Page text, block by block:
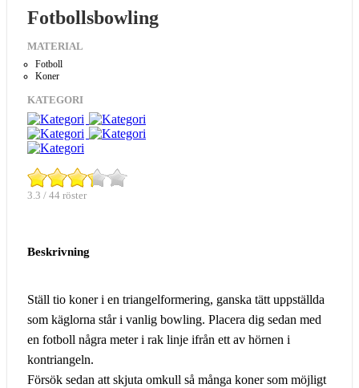
Fotbollsbowling
MATERIAL
Fotboll
Koner
KATEGORI
3.3 / 44 röster
Beskrivning
Ställ tio koner i en triangelformering, ganska tätt uppställda
som käglorna står i vanlig bowling. Placera dig sedan med
en fotboll några meter i rak linje ifrån ett av hörnen i
kontriangeln.
Försök sedan att skjuta omkull så många koner som möjligt